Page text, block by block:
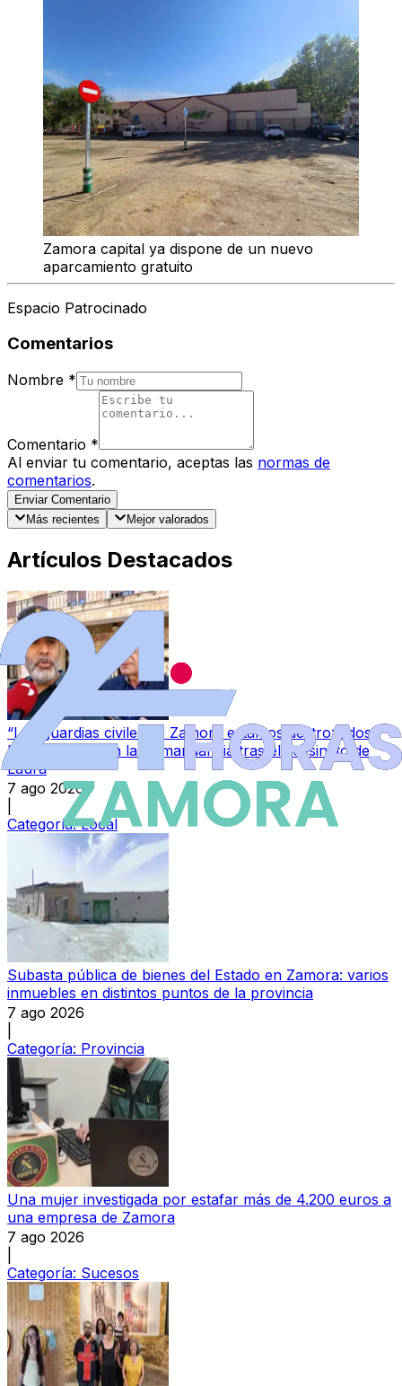
Zamora capital ya dispone de un nuevo
aparcamiento gratuito
Espacio Patrocinado
Comentarios
Nombre *
Comentario *
Al enviar tu comentario, aceptas las normas de
comentarios.
Enviar Comentario
Más recientes
Mejor valorados
Artículos Destacados
“Los guardias civiles de Zamora estamos destrozados”:
la conmoción en la Comandancia tras el asesinato de
Laura
7 ago 2026
Categoría:Local
Subasta pública de bienes del Estado en Zamora: varios
inmuebles en distintos puntos de la provincia
7 ago 2026
Categoría: Provincia
Una mujer investigada por estafar más de 4.200 euros a
una empresa de Zamora
7 ago 2026
Categoría: Sucesos